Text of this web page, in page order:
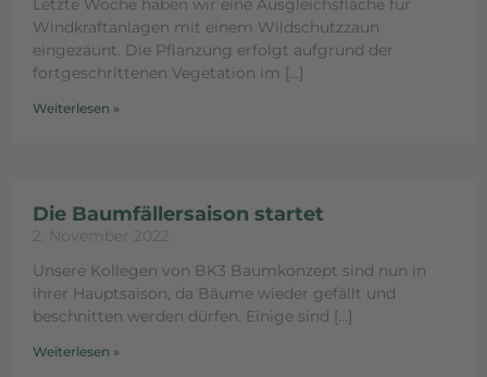
Letzte Woche haben wir eine Ausgleichsfläche für
Windkraftanlagen mit einem Wildschutzzaun
eingezäunt. Die Pflanzung erfolgt aufgrund der
fortgeschrittenen Vegetation im
Weiterlesen »
Die Baumfällersaison startet
2. November 2022
Unsere Kollegen von BK3 Baumkonzept sind nun in
ihrer Hauptsaison, da Bäume wieder gefällt und
beschnitten werden dürfen. Einige sind
Weiterlesen »